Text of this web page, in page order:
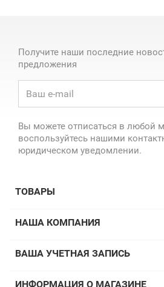
Получите наши последние
предложения
Вы можете отписаться в любой
воспользуйтесь нашими
юридическом уведомлении.
ТОВАРЫ
НАША КОМПАНИЯ
ВАША УЧЕТНАЯ ЗАПИСЬ
ИНФОРМАЦИЯ О МАГАЗИНЕ